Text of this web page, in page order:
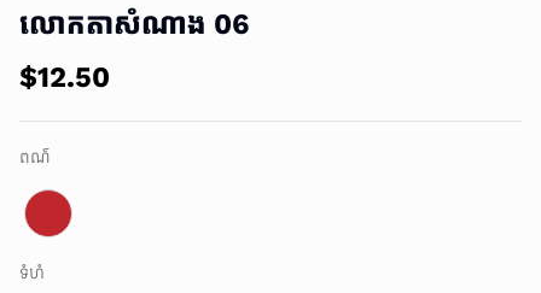
លោកតាសំណាង 06
$12.50
ពណ៌
ទំហំ